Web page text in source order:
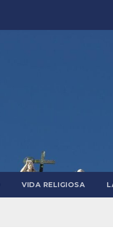
VIDA RELIGIOSA